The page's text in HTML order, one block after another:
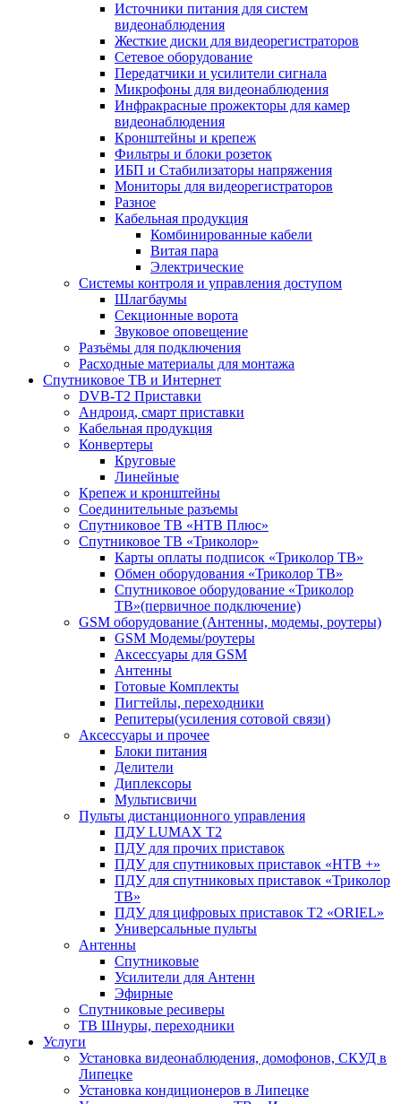
Источники питания для систем
видеонаблюдения
Жесткие диски для видеорегистраторов
Сетевое оборудование
Передатчики и усилители сигнала
Микрофоны для видеонаблюдения
Инфракрасные прожекторы для камер
видеонаблюдения
Кронштейны и крепеж
Фильтры и блоки розеток
ИБП и Стабилизаторы напряжения
Мониторы для видеорегистраторов
Разное
Кабельная продукция
Комбинированные кабели
Витая пара
Электрические
Системы контроля и управления доступом
Шлагбаумы
Секционные ворота
Звуковое оповещение
Разъёмы для подключения
Расходные материалы для монтажа
Спутниковое ТВ и Интернет
DVB-Т2 Приставки
Андроид, смарт приставки
Кабельная продукция
Конвертеры
Круговые
Линейные
Крепеж и кронштейны
Соединительные разъемы
Спутниковое ТВ «НТВ Плюс»
Спутниковое ТВ «Триколор»
Карты оплаты подписок «Триколор ТВ»
Обмен оборудования «Триколор ТВ»
Спутниковое оборудование «Триколор
ТВ»(первичное подключение)
GSM оборудование (Антенны, модемы, роутеры)
GSM Модемы/роутеры
Аксессуары для GSM
Антенны
Готовые Комплекты
Пигтейлы, переходники
Репитеры(усиления сотовой связи)
Аксессуары и прочее
Блоки питания
Делители
Диплексоры
Мультисвичи
Пульты дистанционного управления
ПДУ LUMAX Т2
ПДУ для прочих приставок
ПДУ для спутниковых приставок «НТВ +»
ПДУ для спутниковых приставок «Триколор
ТВ»
ПДУ для цифровых приставок Т2 «ORIEL»
Универсальные пульты
Антенны
Спутниковые
Усилители для Антенн
Эфирные
Спутниковые ресиверы
ТВ Шнуры, переходники
Услуги
Установка видеонаблюдения, домофонов, СКУД в
Липецке
Установка кондиционеров в Липецке